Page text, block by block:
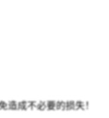
造成不必要的损失！